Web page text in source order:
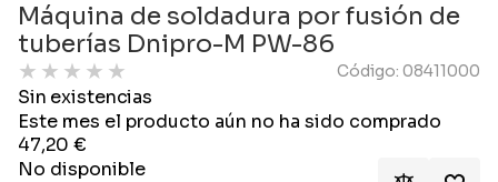
Máquina de soldadura por fusión de
tuberías Dnipro-M PW-86
★ ★ ★ ★ ★ Código: 08411000
Sin existencias
Este mes el producto aún no ha sido comprado
47,20€
No disponible